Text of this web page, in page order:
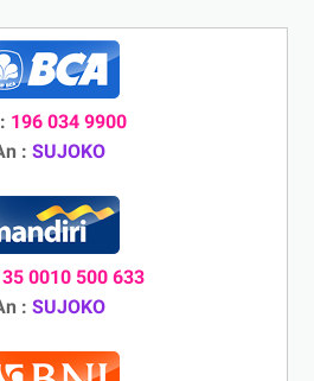
196 034 9900
: SUJOKO
0010 500 633
: SUJOKO